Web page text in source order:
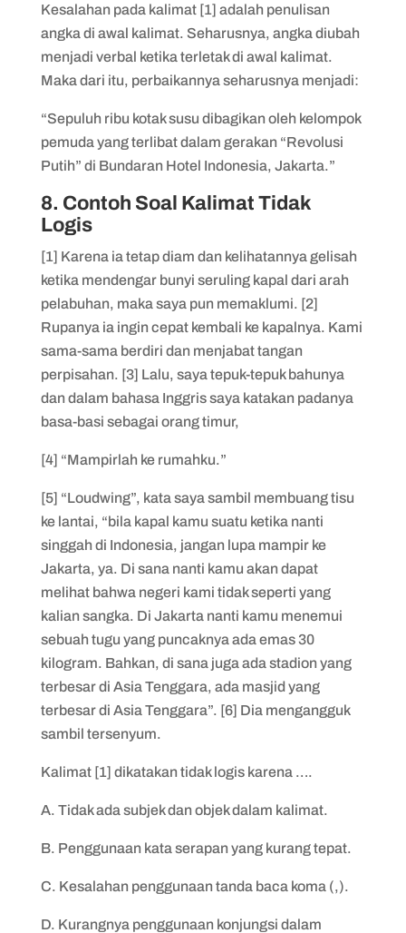
Kesalahan pada kalimat [1] adalah penulisan
angka di awal kalimat. Seharusnya, angka diubah
menjadi verbal ketika terletak di awal kalimat.
Maka dari itu, perbaikannya seharusnya menjadi:
“Sepuluh ribu kotak susu dibagikan oleh kelompok
pemuda yang terlibat dalam gerakan “Revolusi
Putih” di Bundaran Hotel Indonesia, Jakarta.”
8. Contoh Soal Kalimat Tidak
Logis
[1] Karena ia tetap diam dan kelihatannya gelisah
ketika mendengar bunyi seruling kapal dari arah
pelabuhan, maka saya pun memaklumi. [2]
Rupanya ia ingin cepat kembali ke kapalnya. Kami
sama-sama berdiri dan menjabat tangan
perpisahan. [3] Lalu, saya tepuk-tepuk bahunya
dan dalam bahasa Inggris saya katakan padanya
basa-basi sebagai orang timur,
[4] “Mampirlah ke rumahku.”
[5] “Loudwing”, kata saya sambil membuang tisu
ke lantai, “bila kapal kamu suatu ketika nanti
singgah di Indonesia, jangan lupa mampir ke
Jakarta, ya. Di sana nanti kamu akan dapat
melihat bahwa negeri kami tidak seperti yang
kalian sangka. Di Jakarta nanti kamu menemui
sebuah tugu yang puncaknya ada emas 30
kilogram. Bahkan, di sana juga ada stadion yang
terbesar di Asia Tenggara, ada masjid yang
terbesar di Asia Tenggara”. [6] Dia mengangguk
sambil tersenyum.
Kalimat [1] dikatakan tidak logis karena ….
A. Tidak ada subjek dan objek dalam kalimat.
B. Penggunaan kata serapan yang kurang tepat.
C. Kesalahan penggunaan tanda baca koma (,).
D. Kurangnya penggunaan konjungsi dalam